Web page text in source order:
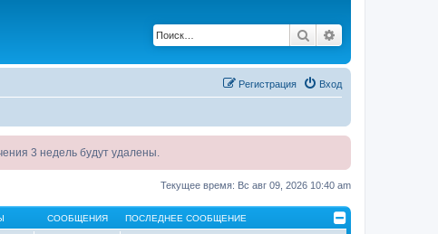
Поиск
Вход
Регистрация
3 недель будут удалены.
Текущее время: Вс авг 09, 2026 10:40 am
СООБЩЕНИЯ ПОСЛЕДНЕЕ СООБЩЕНИЕ